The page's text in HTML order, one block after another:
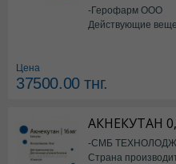
-Герофарм ООО
Действующие
Цена
37500.00тнг.
АКНЕКУТАН
-СМБ
Страна